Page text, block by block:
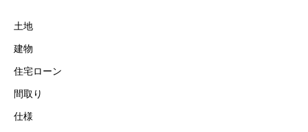
土地
建物
住宅ローン
間取り
仕様